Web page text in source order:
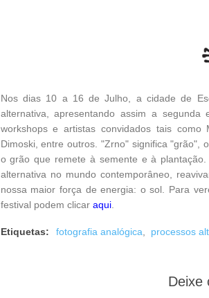
Nos dias 10 a 16 de Julho, a cidade de
alternativa, apresentando assim a
workshops e artistas convidados tais como
Dimoski, entre outros. "Zrno" significa "grão",
o grão que remete à semente e à
alternativa no mundo contemporâneo,
nossa maior força de energia: o sol. Para
festival podem clicar aqui.
Etiquetas: fotografia analógica processos
Deixe